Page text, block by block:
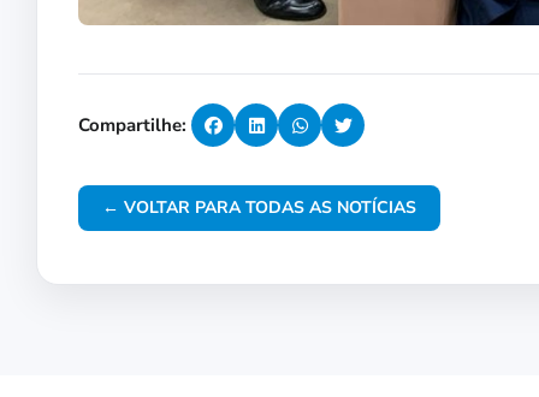
Compartilhe:
← VOLTAR PARA TODAS AS NOTÍCIAS